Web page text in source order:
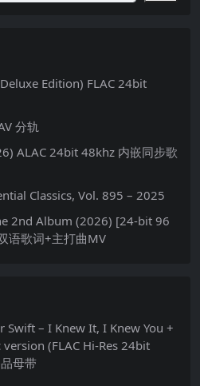
Edition) FLAC 24bit
分轨
ALAC 24bit 48khz 内嵌同步歌
Classics, Vol. 895 – 2025
2nd Album (2026) [24-bit 96
语歌词+主打曲MV
Swift – I Knew It, I Knew You +
(FLAC Hi-Res 24bit
母带